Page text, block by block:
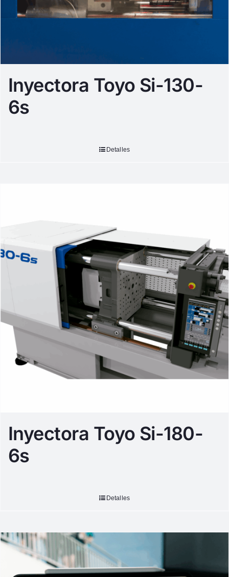
Inyectora Toyo Si-130-
6s
Detalles
Inyectora Toyo Si-180-
6s
Detalles